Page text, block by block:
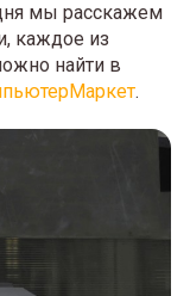
мы расскажем
каждое из
найти в
.